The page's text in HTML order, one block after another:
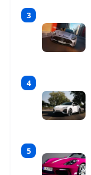
3
4
5